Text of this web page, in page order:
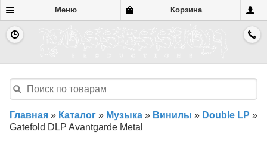
Меню Корзина
Главная » Каталог » Музыка » Винилы » Double LP »
Gatefold DLP Avantgarde Metal